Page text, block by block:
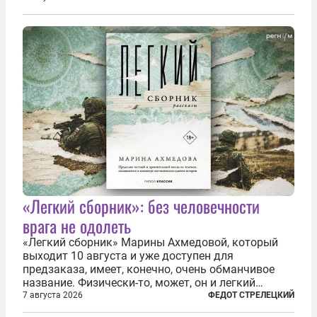
буквально теряют рассудок от ненависти к
украинским беженцам, и каждый новый случай
по-своему...
«Легкий сборник»: без человечности
врага не одолеть
«Легкий сборник» Марины Ахмедовой, который
выходит 10 августа и уже доступен для
предзаказа, имеет, конечно, очень обманчивое
название. Физически-то, может, он и легкий
относительно. Но метафизически —
безотносительно тяжелый. Десять рассказов,
7 августа 2026 ФЕДОТ СТРЕЛЕЦКИЙ